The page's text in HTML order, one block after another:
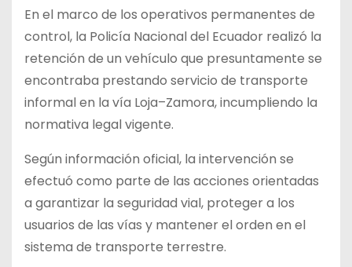
En el marco de los operativos permanentes de
control, la Policía Nacional del Ecuador realizó la
retención de un vehículo que presuntamente se
encontraba prestando servicio de transporte
informal en la vía Loja–Zamora, incumpliendo la
normativa legal vigente.
Según información oficial, la intervención se
efectuó como parte de las acciones orientadas
a garantizar la seguridad vial, proteger a los
usuarios de las vías y mantener el orden en el
sistema de transporte terrestre.